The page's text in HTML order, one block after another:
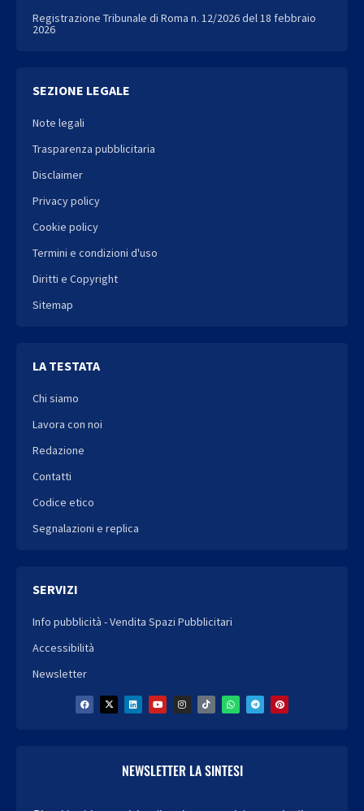
Registrazione Tribunale di Roma n. 12/2026 del 18 febbraio
2026
SEZIONE LEGALE
Note legali
Trasparenza pubblicitaria
Disclaimer
Privacy policy
Cookie policy
Termini e condizioni d'uso
Diritti e Copyright
Sitemap
LA TESTATA
Chi siamo
Lavora con noi
Redazione
Contatti
Codice etico
Segnalazioni e replica
SERVIZI
Info pubblicità - Vendita Spazi Pubblicitari
Accessibilità
Newsletter
NEWSLETTER LA SINTESI